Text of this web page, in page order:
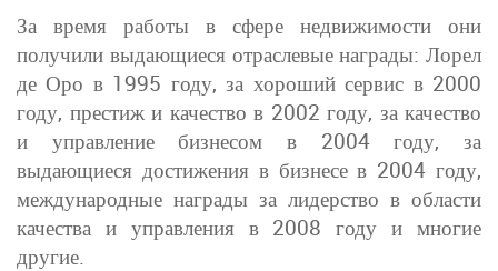
За время работы в сфере недвижимости они
получили выдающиеся отраслевые награды: Лорел
де Оро в 1995 году, за хороший сервис в 2000
году, престиж и качество в 2002 году, за качество
и управление бизнесом в 2004 году, за
выдающиеся достижения в бизнесе в 2004 году,
международные награды за лидерство в области
качества и управления в 2008 году и многие
другие.